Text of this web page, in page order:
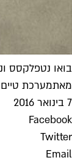
בואו נטפלקסס
מאתמערכת
7 בינואר 2016
Facebook
Twitter
Email